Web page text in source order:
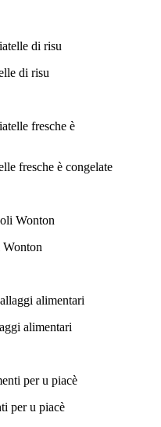
di risu
fresche è congelate
alimentari
per u piacè